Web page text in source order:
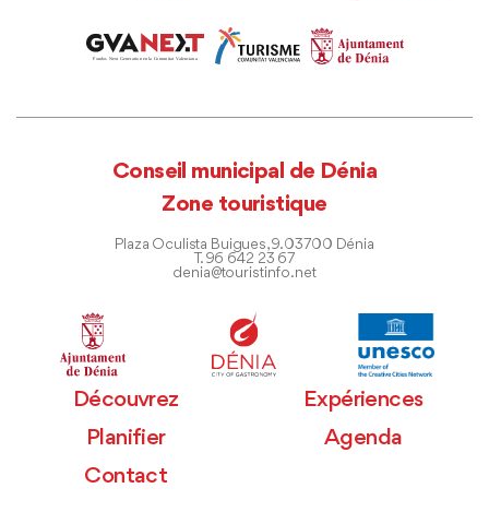
Conseil municipal de Dénia
Zone touristique
Plaza Oculista Buigues, 9. 03700 Dénia
T. 96 642 23 67
denia@touristinfo.net
Découvrez
Expériences
Planifier
Agenda
Contact